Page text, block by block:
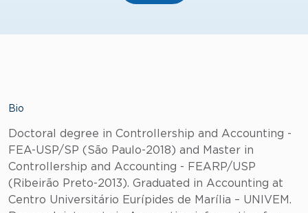
Bio
Doctoral degree in Controllership and Accounting -
FEA-USP/SP (São Paulo-2018) and Master in
Controllership and Accounting - FEARP/USP
(Ribeirão Preto-2013). Graduated in Accounting at
Centro Universitário Eurípides de Marília – UNIVEM.